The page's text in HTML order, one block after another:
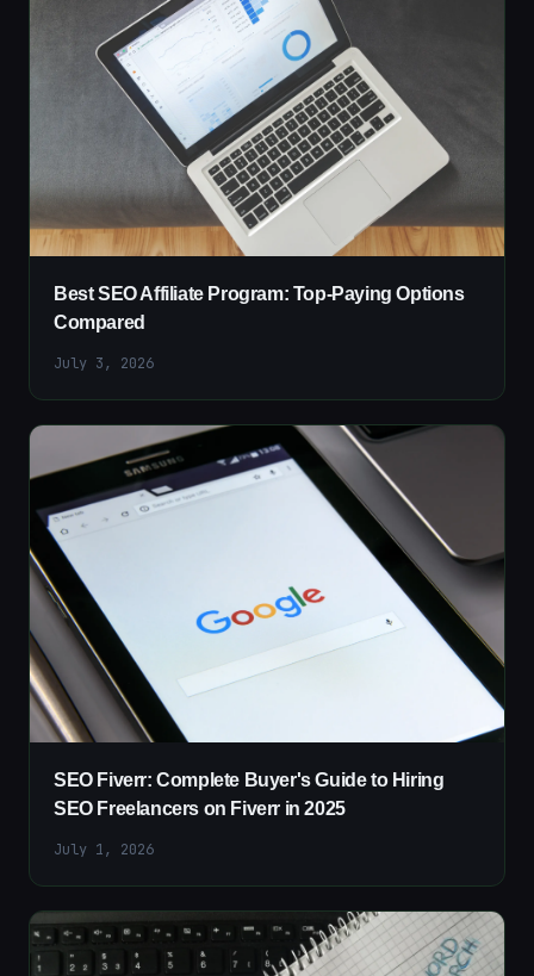
Best SEO Affiliate Program: Top-Paying Options
Compared
July 3, 2026
SEO Fiverr: Complete Buyer's Guide to Hiring
SEO Freelancers on Fiverr in 2025
July 1, 2026